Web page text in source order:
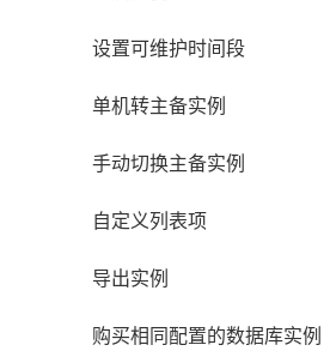
设置可维护时间段
单机转主备实例
手动切换主备实例
自定义列表项
导出实例
购买相同配置的数据库实例